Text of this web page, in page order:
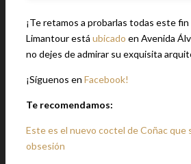
¡Te retamos a probarlas todas este fin
Limantour está ubicado en Avenida
no dejes de admirar su exquisita
¡Síguenos en Facebook!
Te recomendamos:
Este es el nuevo coctel de Coñac que
obsesión